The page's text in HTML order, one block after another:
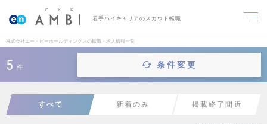
若手ハイキャリアのスカウト転職
株式会社エー・ピーホールディングスの転職・求人情報一覧
5 件 条件変更
すべて 新着のみ 掲載終了間近